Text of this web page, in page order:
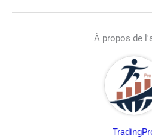
À propos de